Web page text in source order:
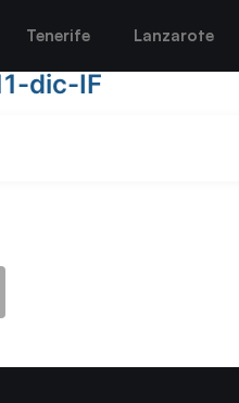
Tenerife Lanzarote
dic-IF